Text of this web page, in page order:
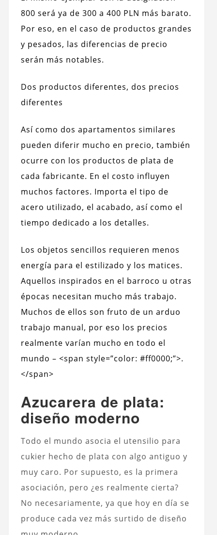
800 será ya de 300 a 400 PLN más barato.
Por eso, en el caso de productos grandes
y pesados, las diferencias de precio
serán más notables.
Dos productos diferentes, dos precios
diferentes
Así como dos apartamentos similares
pueden diferir mucho en precio, también
ocurre con los productos de plata de
cada fabricante. En el costo influyen
muchos factores. Importa el tipo de
acero utilizado, el acabado, así como el
tiempo dedicado a los detalles.
Los objetos sencillos requieren menos
energía para el estilizado y los matices.
Aquellos inspirados en el barroco u otras
épocas necesitan mucho más trabajo.
Muchos de ellos son fruto de un arduo
trabajo manual, por eso los precios
realmente varían mucho en todo el
mundo – <span style=”color: #ff0000;”>.
</span>
Azucarera de plata:
diseño moderno
Todo el mundo asocia el utensilio para
cukier hecho de plata con algo antiguo y
muy caro. Por supuesto, es la primera
asociación, pero ¿es realmente cierta?
No necesariamente, ya que hoy en día se
produce cada vez más surtido de diseño